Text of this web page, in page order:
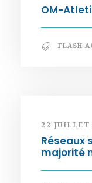
OM-
FLASH
22 JUILLET
Réseaux
majorité